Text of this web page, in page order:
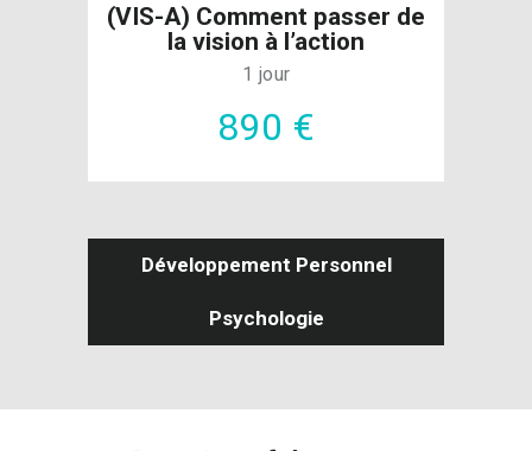
(VIS-A) Comment passer de
la vision à l’action
1 jour
890 €
Développement Personnel
Psychologie